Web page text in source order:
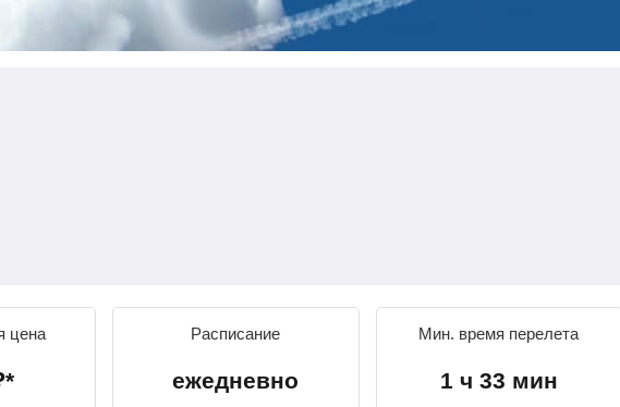
цена
*
Расписание
ежедневно
Мин. время перелета
1 ч 33 мин